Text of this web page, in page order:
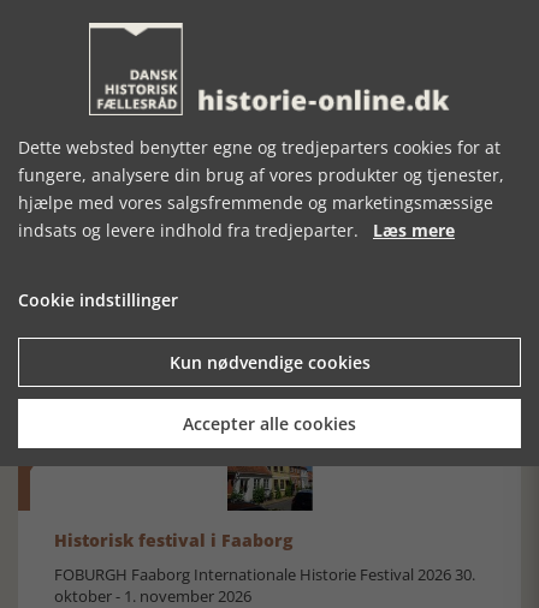
VORES HISTORIE
Den største samling af moselig i verden på Museum
Historisk festival i Faaborg
FOBURGH Faaborg Internationale Historie Festival 2026 30.
oktober - 1. november 2026
Dette websted benytter egne og tredjeparters cookies for at
fungere, analysere din brug af vores produkter og tjenester,
hjælpe med vores salgsfremmende og marketingsmæssige
indsats og levere indhold fra tredjeparter. Læs mere
Cookie indstillinger
Kun nødvendige cookies
Accepter alle cookies